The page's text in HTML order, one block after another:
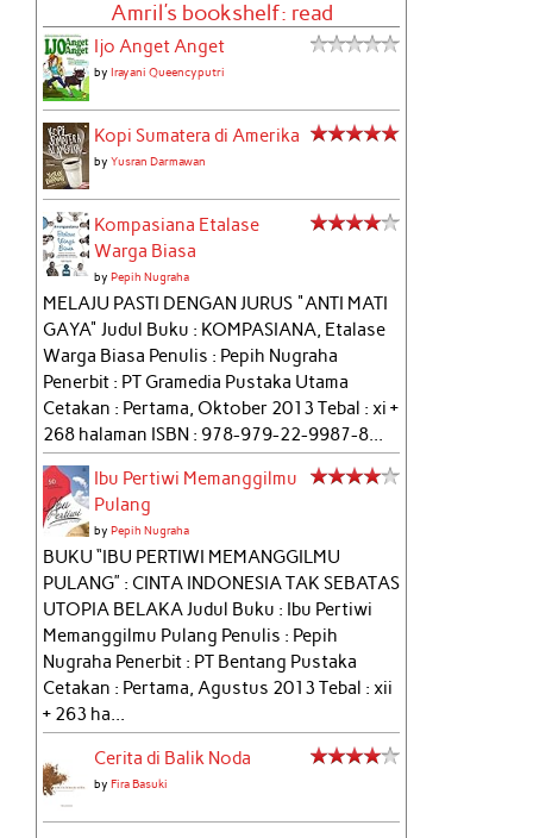
Amril's bookshelf: read
Ijo Anget Anget
byIrayani Queencyputri
Kopi Sumatera di Amerika
byYusran Darmawan
Kompasiana Etalase
Warga Biasa
byPepih Nugraha
MELAJU PASTI DENGAN JURUS "ANTI MATI
GAYA" Judul Buku : KOMPASIANA, Etalase
Warga Biasa Penulis : Pepih Nugraha
Penerbit : PT Gramedia Pustaka Utama
Cetakan : Pertama, Oktober 2013 Tebal : xi +
268 halaman ISBN : 978-979-22-9987-8...
Ibu Pertiwi Memanggilmu
Pulang
byPepih Nugraha
BUKU “IBU PERTIWI MEMANGGILMU
PULANG” : CINTA INDONESIA TAK SEBATAS
UTOPIA BELAKA Judul Buku : Ibu Pertiwi
Memanggilmu Pulang Penulis : Pepih
Nugraha Penerbit : PT Bentang Pustaka
Cetakan : Pertama, Agustus 2013 Tebal : xii
+ 263 ha...
Cerita di Balik Noda
byFira Basuki